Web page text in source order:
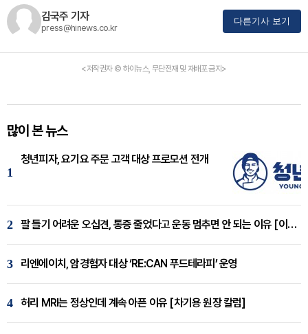
김국주 기자
press@hinews.co.kr
다른기사 보기
<저작권자 © 하이뉴스, 무단전재 및 재배포 금지>
많이 본 뉴스
1
청년피자, 요기요 주문 고객 대상 프로모션 전개
2 팔 들기 어려운 오십견, 통증 줄었다고 운동 멈추면 안 되는 이유 [이병욱 원장 칼럼]
3 리엔에이치, 암경험자 대상 ‘RE:CAN 푸드테라피’ 운영
4 허리 MRI는 정상인데 계속 아픈 이유 [차기용 원장 칼럼]